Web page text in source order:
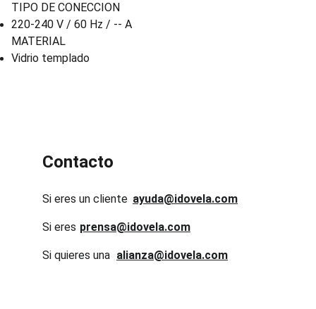
TIPO DE CONECCION
220-240 V / 60 Hz / -- A
MATERIAL
Vidrio templado
Contacto
Si eres un cliente
prensa@idovela.com
Si eres
ayuda@idovela.com
Si quieres una alianza@idovela.com